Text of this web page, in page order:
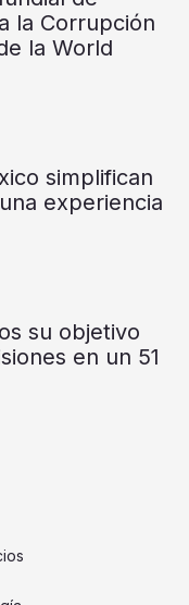
la Corrupción
la World
simplifican
experiencia
su objetivo
en un 51